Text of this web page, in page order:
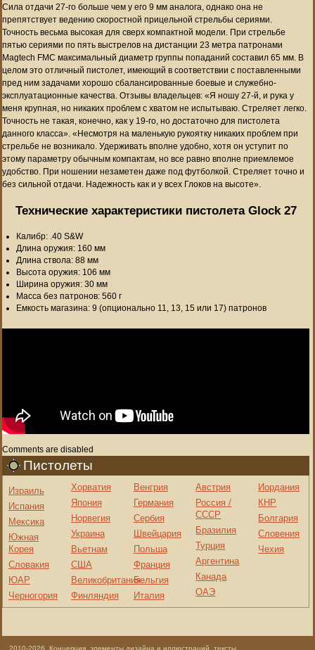
Сила отдачи 27-го больше чем у его 9 мм аналога, однако она не
препятствует ведению скоростной прицельной стрельбы сериями.
Точность весьма высокая для сверх компактной модели. При стрельбе
пятью сериями по пять выстрелов на дистанции 23 метра патронами
Magtech FMC максимальный диаметр группы попаданий составил 65 мм. В
целом это отличный пистолет, имеющий в соответствии с поставленными
пред ним задачами хорошо сбалансированные боевые и служебно-
эксплуатационные качества. Отзывы владельцев: «Я ношу 27-й, и рука у
меня крупная, но никаких проблем с хватом не испытываю. Стреляет легко.
Точность не такая, конечно, как у 19-го, но достаточно для пистолета
данного класса». «Несмотря на маленькую рукоятку никаких проблем при
стрельбе не возникало. Удерживать вполне удобно, хотя он уступит по
этому параметру обычным компактам, но все равно вполне приемлемое
удобство. При ношении незаметен даже под футболкой. Стреляет точно и
без сильной отдачи. Надежность как и у всех Глоков на высоте».
Технические характеристики пистолета Glock 27
Калибр: .40 S&W
Длина оружия: 160 мм
Длина ствола: 88 мм
Высота оружия: 106 мм
Ширина оружия: 30 мм
Масса без патронов: 560 г
Емкость магазина: 9 (опционально 11, 13, 15 или 17) патронов
Comments are disabled
Пистолеты
Израиль
Испания
Мексика
Южная
Корея
Словакия
ЮАР
Черногория
Хорватия
Япония
Норвегия
Украина
Вьетнам
США
Великобритания
Финляндия
Венгрия
Германия
Сербия
Швейцария
Польша
Франция
Бельгия
Италия
Австрия
Россия /
СССР
Бразилия
Турция
Аргентина
Канада
ОАЭ
Иордания
КНР
Болгария
Словения
Чехия
2010-2026. Концепция, элементы дизайна и иллюстраций, тексты